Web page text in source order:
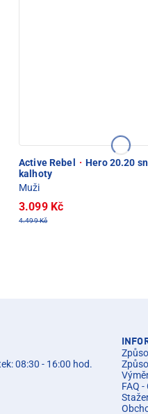
Active Rebel · Hero 20.20
kalhoty
Muži
3.099 Kč
4.499 Kč
08:30 - 16:00 hod.
FAQ